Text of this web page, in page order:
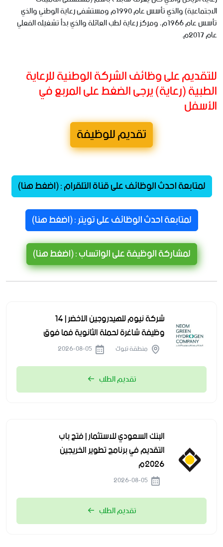
الاجتماعية) والذي تأسس عام 1990م ومستشفى رعاية الوطني والذي
تأسس عام 1966م، ومركز رعاية لطب العائلة والذي بدأ تشغيله الفعلي
عام 2017م.
للتقديم على وظائف الشركة الوطنية للرعاية
الطبية (رعاية) يرجى الضغط على المربع في
الأسفل
تقديم للوظيفة
لمتابعة احدث الوظائف على قناة التلقرام : (اضغط هنا)
لمتابعة احدث الوظائف على تويتر : (اضغط هنا)
لمشاركة الوظيفة على الواتساب : (اضغط هنا)
شركة نيوم للهيدروجين الأخضر | 14
وظيفة شاغرة لحملة الثانوية فما فوق
منطقة تبوك
تقديم الطلب
البنك السعودي للاستثمار | فتح باب
التقديم في برنامج تطوير الخريجين
2026م
تقديم الطلب